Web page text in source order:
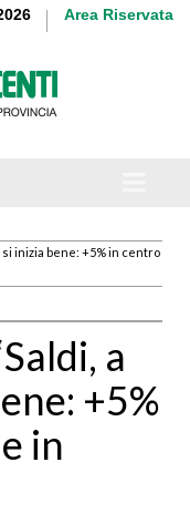
Area Riservata
inizia bene: +5% in centro
a
+5%
in